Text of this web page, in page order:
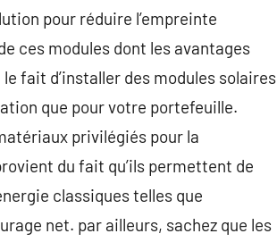
pour réduire l’empreinte
ces modules dont les avantages
fait d’installer des modules solaires
que pour votre portefeuille.
privilégiés pour la
du fait qu’ils permettent de
classiques telles que
net. par ailleurs, sachez que les